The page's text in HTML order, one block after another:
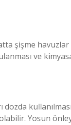
şişme
ve
Yosun